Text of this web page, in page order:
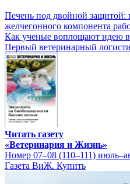
Печень под двойной защитой:
желчегонного компонента
Как ученые воплощают идею
Первый ветеринарный
Читать газету
«Ветеринария и Жизнь»
Номер 07–08 (110–111)
Газета ВиЖ. Купить